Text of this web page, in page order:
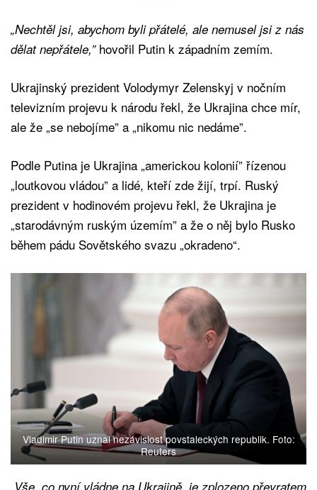
„Nechtěl jsi, abychom byli přátelé, ale nemusel jsi z nás
dělat nepřátele,”hovořil Putin k západním zemím.
Ukrajinský prezident Volodymyr Zelenskyj v nočním
televizním projevu k národu řekl, že Ukrajina chce mír,
ale že „se nebojíme” a „nikomu nic nedáme”.
Podle Putina je Ukrajina „americkou kolonií” řízenou
„loutkovou vládou” a lidé, kteří zde žijí, trpí. Ruský
prezident v hodinovém projevu řekl, že Ukrajina je
„starodávným ruským územím” a že o něj bylo Rusko
během pádu Sovětského svazu „okradeno“.
Vladimir Putin uznal nezávislost povstaleckých republik. Foto:
Reuters
„Vše, co nyní vládne na Ukrajině, je zplozeno převratem